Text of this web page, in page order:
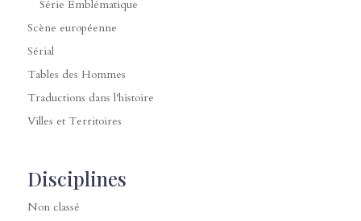
Série Emblématique
Scène européenne
Sérial
Tables des Hommes
Traductions dans l'histoire
Villes et Territoires
Disciplines
Non classé